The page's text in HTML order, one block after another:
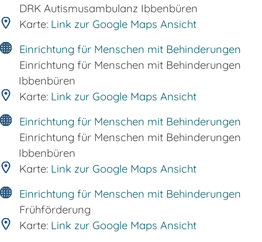
DRK Autismusambulanz Ibbenbüren
Karte: Link zur Google Maps Ansicht
Einrichtung für Menschen mit Behinderungen
Einrichtung für Menschen mit Behinderungen
Ibbenbüren
Karte: Link zur Google Maps Ansicht
Einrichtung für Menschen mit Behinderungen
Einrichtung für Menschen mit Behinderungen
Ibbenbüren
Karte: Link zur Google Maps Ansicht
Einrichtung für Menschen mit Behinderungen
Frühförderung
Karte: Link zur Google Maps Ansicht